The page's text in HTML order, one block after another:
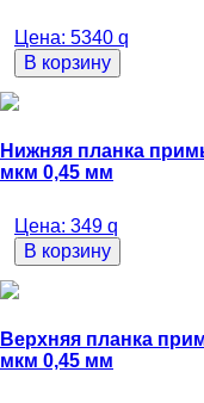
Цена: 5340 q
В корзину
Нижняя планка
мкм 0,45 мм
Цена: 349 q
В корзину
Верхняя планка
мкм 0,45 мм